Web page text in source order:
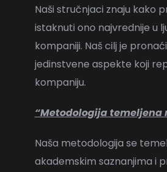
Naši stručnjaci znaju kako
istaknuti ono najvrednije u
kompaniji. Naš cilj je
jedinstvene aspekte koji
kompaniju.
“Metodologija temeljena
Naša metodologija se
akademskim saznanjima i